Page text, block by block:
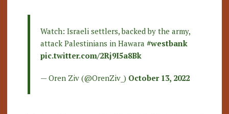
Watch: Israeli settlers, backed by the army,
attack Palestinians in Hawara #westbank
pic.twitter.com/2Rj9I5a8Bk
— Oren Ziv (@OrenZiv_) October 13, 2022